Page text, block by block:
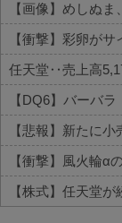
【画像】めしぬ
【株式】任天堂